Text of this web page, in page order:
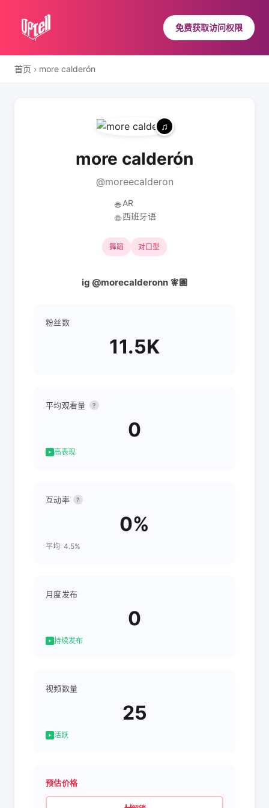
免费获取访问权限
首页 › more calderón
more calderón
@moreecalderon
🌐 AR
🌐 西班牙语
舞蹈 对口型
ig @morecalderonn 🧚🏽
粉丝数
11.5K
平均观看量 ?
0
高表现
互动率 ?
0%
平均: 4.5%
月度发布
0
持续发布
视频数量
25
活跃
预估价格